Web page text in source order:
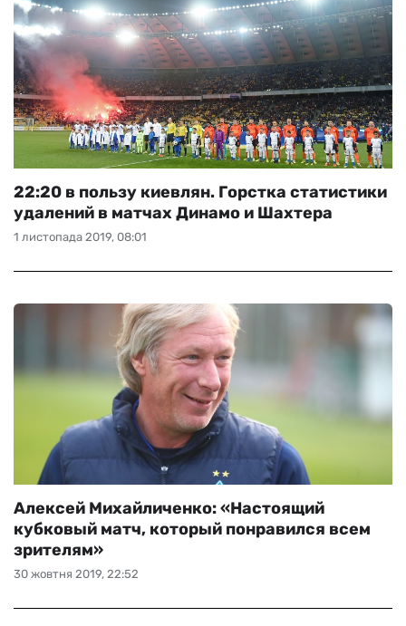
1 листопада 2019, 08:01
22:20 в пользу киевлян. Горстка статистики
удалений в матчах Динамо и Шахтера
30 жовтня 2019, 22:52
Алексей Михайличенко: «Настоящий
кубковый матч, который понравился всем
зрителям»